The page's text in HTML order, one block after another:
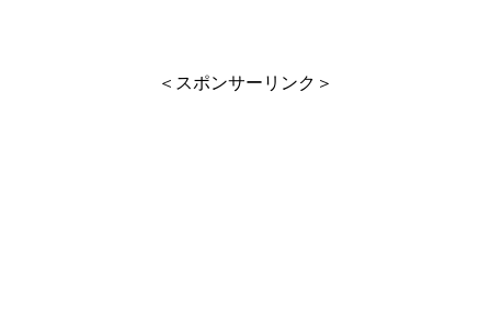
＜スポンサーリンク＞